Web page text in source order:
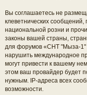
Вы соглашаетесь не
клеветнических
национальной розни и
законы вашей страны,
для форумов «СНТ "Мыза-1"
нарушить международное
могут привести к вашему
этом ваш провайдер будет
нужным. IP-адреса всех
возможности.